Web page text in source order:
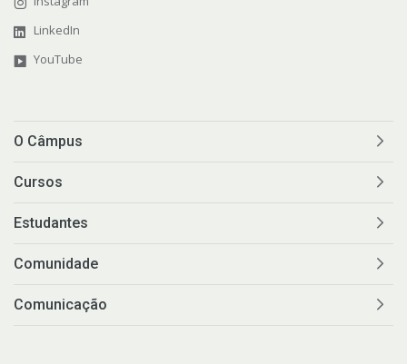
LinkedIn
YouTube
O Câmpus
Cursos
Estudantes
Comunidade
Comunicação